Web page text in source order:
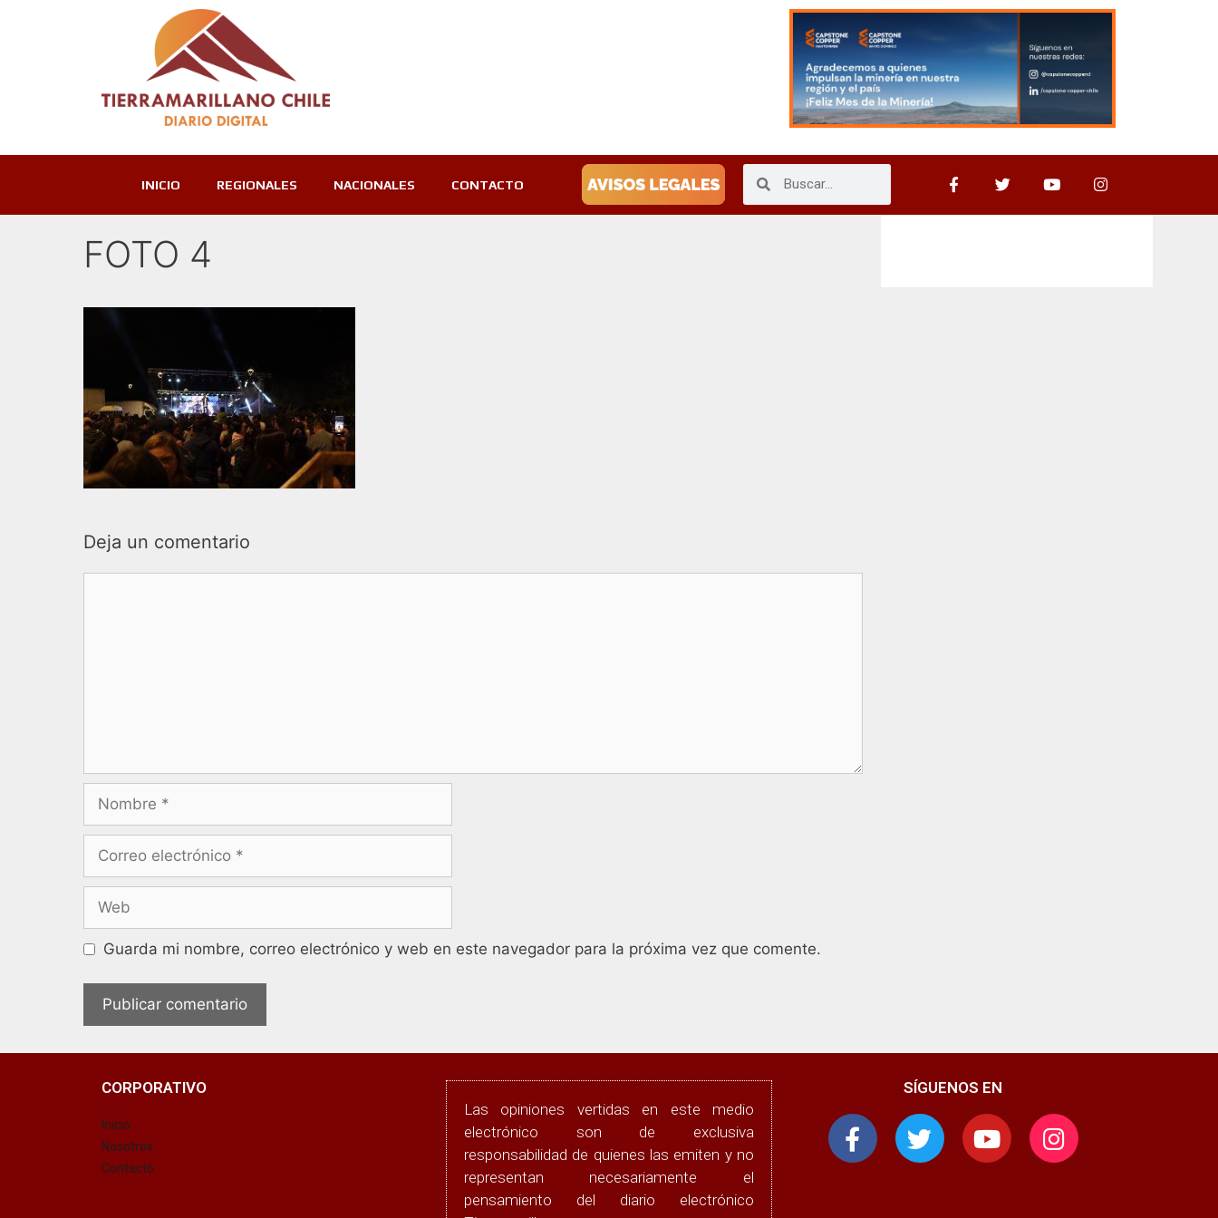
INICIO REGIONALES NACIONALES CONTACTO
FOTO 4
Deja un comentario
Guarda mi nombre, correo electrónico y web en este navegador para la próxima vez que comente.
CORPORATIVO
Inicio
Nosotros
Contacto
Las opiniones vertidas en este medio
electrónico son de exclusiva
responsabilidad de quienes las emiten y no
representan necesariamente el
pensamiento del diario electrónico
SÍGUENOS EN